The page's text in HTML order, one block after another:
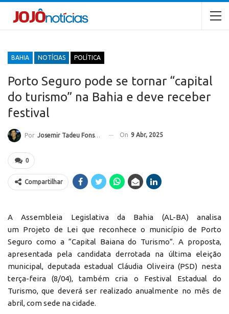
BAHIA NOTÍCIAS POLÍTICA
Porto Seguro pode se tornar “capital
do turismo” na Bahia e deve receber
festival
Por Josemir Tadeu Fonseca On 9 Abr, 2025
0
Compartilhar
A Assembleia Legislativa da Bahia (AL-BA) analisa
um Projeto de Lei que reconhece o município de Porto
Seguro como a “Capital Baiana do Turismo”. A proposta,
apresentada pela candidata derrotada na última eleição
municipal, deputada estadual Cláudia Oliveira (PSD) nesta
terça-feira (8/04), também cria o Festival Estadual do
Turismo, que deverá ser realizado anualmente no mês de
abril, com sede na cidade.